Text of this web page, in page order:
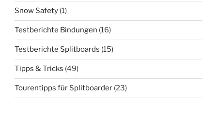
Snow Safety (1)
Testberichte Bindungen (16)
Testberichte Splitboards (15)
Tipps & Tricks (49)
Tourentipps für Splitboarder (23)